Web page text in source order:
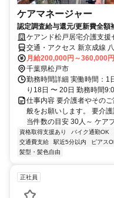
ケアマネージャー
認定調査給与還元/更新費全
ケアンド松戸居宅介護支援
交通・アクセス 新京成線
月給200,000円～360,000円
千葉県松戸市
勤務時間詳細 実働時間：1
り18日 〜 20日 勤務時間
仕事内容 要介護者やその
般をお願いします。 要介
当件数の目安 30人～ ケア
資格取得支援あり バイク通勤OK
交通費支給
駅近5分以内 ピアス
髪型・髪色自由
正社員